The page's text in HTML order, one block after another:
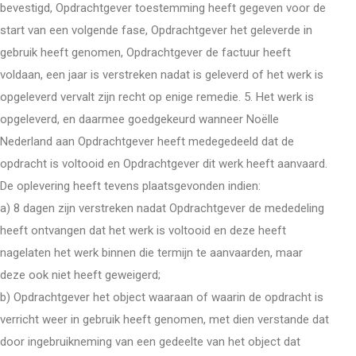
bevestigd, Opdrachtgever toestemming heeft gegeven voor de
start van een volgende fase, Opdrachtgever het geleverde in
gebruik heeft genomen, Opdrachtgever de factuur heeft
voldaan, een jaar is verstreken nadat is geleverd of het werk is
opgeleverd vervalt zijn recht op enige remedie. 5. Het werk is
opgeleverd, en daarmee goedgekeurd wanneer Noëlle
Nederland aan Opdrachtgever heeft medegedeeld dat de
opdracht is voltooid en Opdrachtgever dit werk heeft aanvaard.
De oplevering heeft tevens plaatsgevonden indien:
a) 8 dagen zijn verstreken nadat Opdrachtgever de mededeling
heeft ontvangen dat het werk is voltooid en deze heeft
nagelaten het werk binnen die termijn te aanvaarden, maar
deze ook niet heeft geweigerd;
b) Opdrachtgever het object waaraan of waarin de opdracht is
verricht weer in gebruik heeft genomen, met dien verstande dat
door ingebruikneming van een gedeelte van het object dat